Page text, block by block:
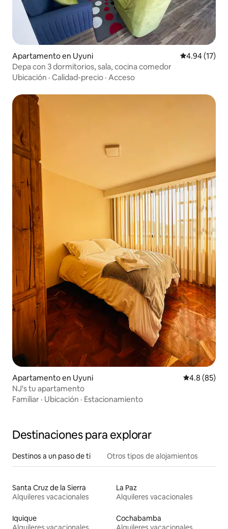
Apartamento en Uyuni Calificación
4.94 (17)
Depa con 3 dormitorios, sala, cocina comedor
Ubicación · Calidad-precio · Acceso
Apartamento en Uyuni Calificación
4.8 (85)
NJ's tu apartamento
Familiar · Ubicación · Estacionamiento
Destinaciones para explorar
Destinos a un paso de ti Otros tipos de alojamientos
Santa Cruz de la Sierra
Alquileres vacacionales
La Paz
Alquileres vacacionales
Iquique
Cochabamba